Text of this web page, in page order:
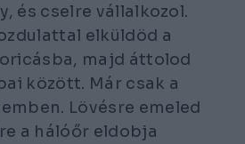
és cselre vállalkozol.
elküldöd a
majd áttolod
között. Már csak a
Lövésre emeled
a hálóőr eldobja